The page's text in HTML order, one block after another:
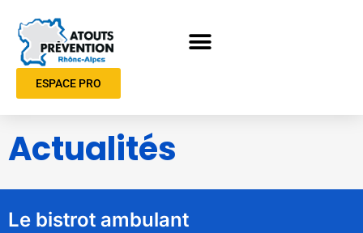
ESPACE PRO
Actualités
Le bistrot ambulant